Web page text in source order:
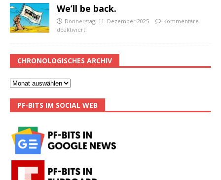
We’ll be back.
Donnerstag, 11. Dezember 2025
Kommentare
deaktiviert
CHRONOLOGISCHES ARCHIV
PF-BITS IM SOCIAL WEB